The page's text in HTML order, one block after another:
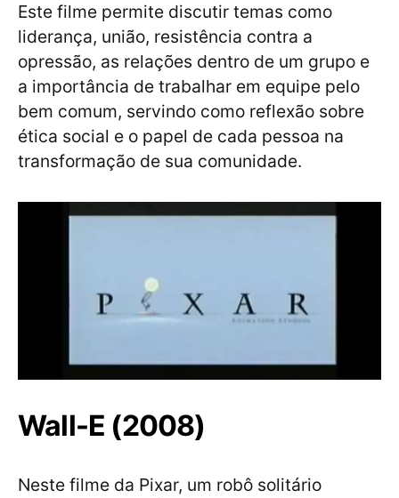
Este filme permite discutir temas como
liderança, união, resistência contra a
opressão, as relações dentro de um grupo e
a importância de trabalhar em equipe pelo
bem comum, servindo como reflexão sobre
ética social e o papel de cada pessoa na
transformação de sua comunidade.
Wall-E (2008)
Neste filme da Pixar, um robô solitário